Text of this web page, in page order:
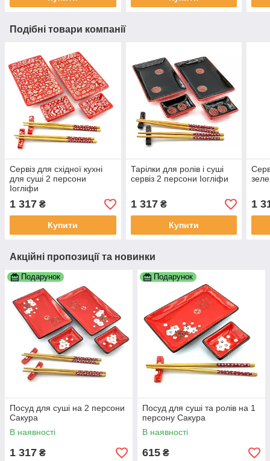
Подібні товари компанії
Сервіз для східної кухні
для суші 2 персони
Іогліфи
1 317 ₴
Купити
Тарілки для ролів і суші
сервіз 2 персони Іогліфи
1 317₴
Купити
1
Акційні пропозиції та новинки
Подарунок
Посуд для суші на 2 персони
Сакура
В наявності
1 317 ₴
Подарунок
Посуд для суші та ролів на 1
персону Сакура
В наявності
615 ₴